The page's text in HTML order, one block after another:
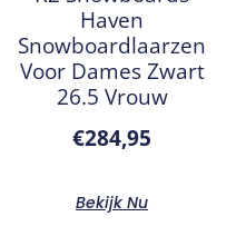
Haven
Snowboardlaarzen
Voor Dames Zwart
26.5 Vrouw
€284,95
Bekijk Nu